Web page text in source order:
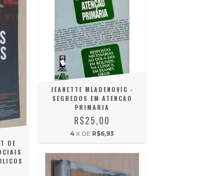
DE
JEANETTE MLADENOVIC -
SEGREDOS EM ATENCAO
PRIMARIA
R$25,00
4 X DE R$6,93